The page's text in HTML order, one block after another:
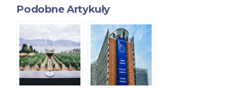
Podobne Artykuły